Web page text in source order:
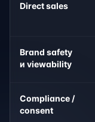
Direct sales
Brand safety
и viewability
Compliance /
consent